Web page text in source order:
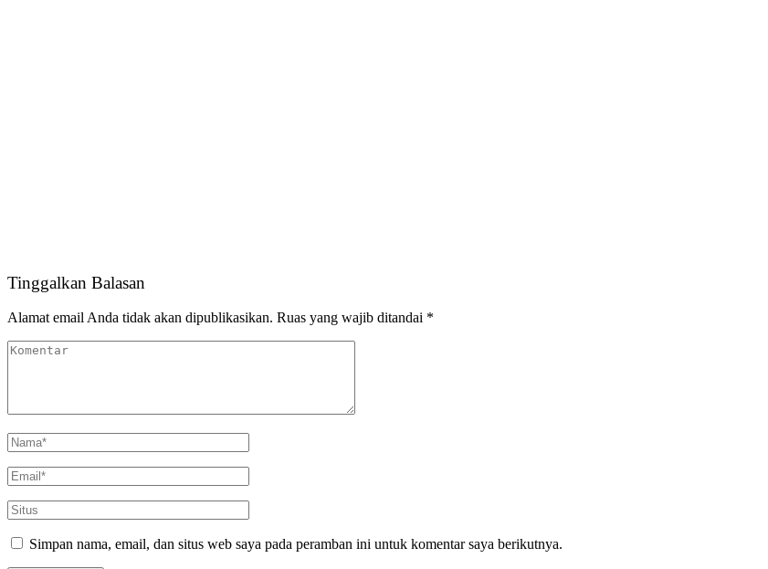
Tinggalkan Balasan
Alamat email Anda tidak akan dipublikasikan. Ruas yang wajib ditandai *
Simpan nama, email, dan situs web saya pada peramban ini untuk komentar saya berikutnya.